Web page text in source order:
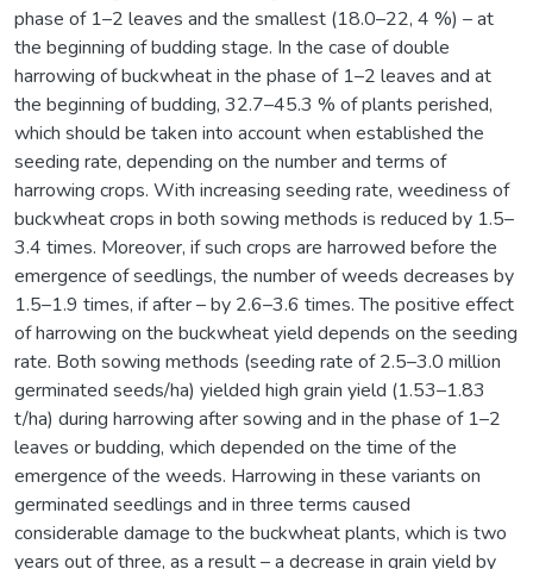
phase of 1–2 leaves and the smallest (18.0–22, 4 %) – at
the beginning of budding stage. In the case of double
harrowing of buckwheat in the phase of 1–2 leaves and at
the beginning of budding, 32.7–45.3 % of plants perished,
which should be taken into account when established the
seeding rate, depending on the number and terms of
harrowing crops. With increasing seeding rate, weediness of
buckwheat crops in both sowing methods is reduced by 1.5–
3.4 times. Moreover, if such crops are harrowed before the
emergence of seedlings, the number of weeds decreases by
1.5–1.9 times, if after – by 2.6–3.6 times. The positive effect
of harrowing on the buckwheat yield depends on the seeding
rate. Both sowing methods (seeding rate of 2.5–3.0 million
germinated seeds/ha) yielded high grain yield (1.53–1.83
t/ha) during harrowing after sowing and in the phase of 1–2
leaves or budding, which depended on the time of the
emergence of the weeds. Harrowing in these variants on
germinated seedlings and in three terms caused
considerable damage to the buckwheat plants, which is two
years out of three, as a result – a decrease in grain yield by